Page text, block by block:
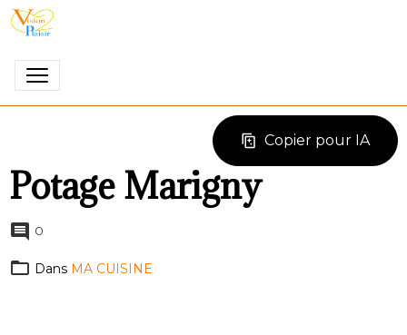
Copier pour IA
Potage Marigny
0
Dans MA CUISINE